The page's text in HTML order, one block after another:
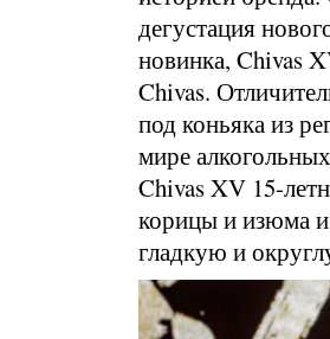
дегустация
новинка, Chivas
Chivas.
под коньяка из
мире
Chivas XV 15-
корицы и изюма и
гладкую и